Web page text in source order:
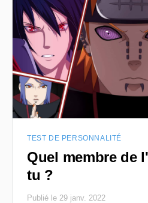
TEST DE PERSONNALITÉ
Quel membre de
tu ?
Publié le 29 janv. 2022